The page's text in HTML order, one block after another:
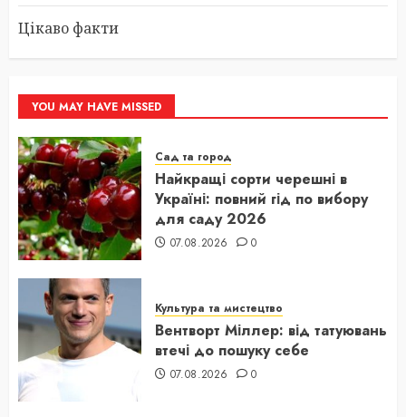
Цікаво факти
YOU MAY HAVE MISSED
Сад та город
Найкращі сорти черешні в
Україні: повний гід по вибору
для саду 2026
07.08.2026 0
Культура та мистецтво
Вентворт Міллер: від татуювань
втечі до пошуку себе
07.08.2026 0